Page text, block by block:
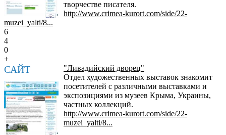
творчестве писателя.
http://www.crimea-kurort.com/side/22-
muzei_yalti/8...
6
4
0
+
САЙТ
"Ливадийский дворец"
Отдел художественных выставок знакомит
посетителей с различными выставками и
экспозициями из музеев Крыма, Украины,
частных коллекций.
http://www.crimea-kurort.com/side/22-
muzei_yalti/8...